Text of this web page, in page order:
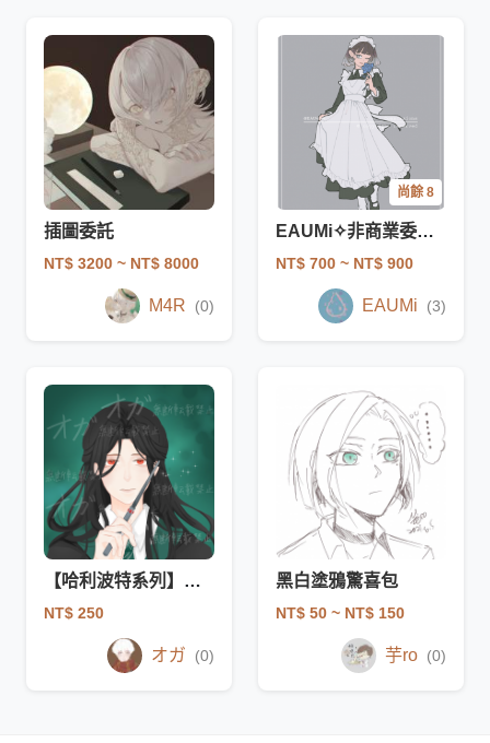
插圖委託
NT$ 3200 ~ NT$ 8000
M4R (0)
尚餘 8
EAUMi✧非商業委託 - 現金轉蛋
NT$ 700 ~ NT$ 900
EAUMi (3)
【哈利波特系列】大頭
NT$ 250
オガ (0)
黑白塗鴉驚喜包
NT$ 50 ~ NT$ 150
芋ro (0)